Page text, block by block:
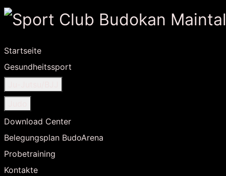
Startseite
Gesundheitssport
Download Center
Belegungsplan BudoArena
Probetraining
Kontakte